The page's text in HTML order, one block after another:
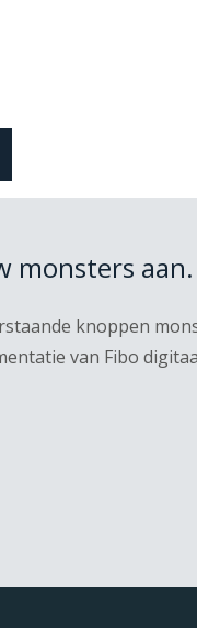
monsters aan.
knoppen
van Fibo